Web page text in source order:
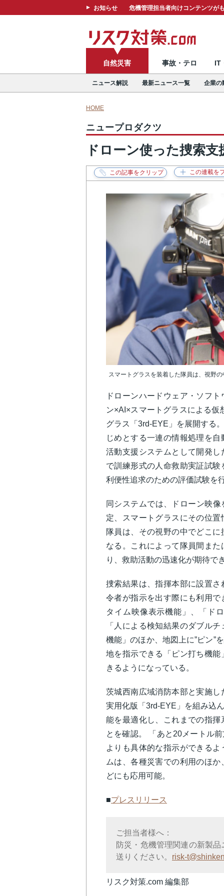
お知らせ 危機管理担当者向けコンテンツが
自然災害 事故・テロ IT
ニュース解説 最新ニュース一覧 企業の
HOME
ニュープロダクツ
ドローン使った捜索
スマートグラスを装着した隊員は、視野
ドローンハードウェア・ソフ
ン×AI×スマートグラスによる仮
グラス「3rd-EYE」を展開する
じめとする一連の情報処理を
活動支援システムとして開発
で訓練形式の人命救助実証試
利便性追求のための評価試験を
同システムでは、ドローン映
定、スマートグラスにその位
隊員は、その視野の中でどこ
なる。これによって隊員間ま
り、救助活動の迅速化が期待で
捜索結果は、指揮本部に設置
令者が指示を出す際にも利用
タイム映像表示機能」、「ド
「人による検知結果のダブル
機能」のほか、地図上に”ピン”
地を指示できる「ピン打ち機
きるようになっている。
茨城西南広域消防本部と実施
実用化版「3rd-EYE」を組み込
能を最適化し、これまでの指揮
とを確認。 「あと20メートル
よりも具体的な指示ができる
ムは、各種災害での利用のほ
どにも応用可能。
■プレスリリース
ご担当者様へ：
防災・危機管理関連の新製
送りください。 risk-
リスク対策.com 編集部